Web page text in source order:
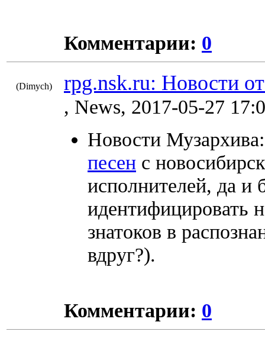
Комментарии: 0
(Dimych) rpg.nsk.ru: Новости
, News, 2017-05-27
Новости
песен с
исполнителей, да и
идентифицировать
знатоков в
вдруг?).
Комментарии: 0